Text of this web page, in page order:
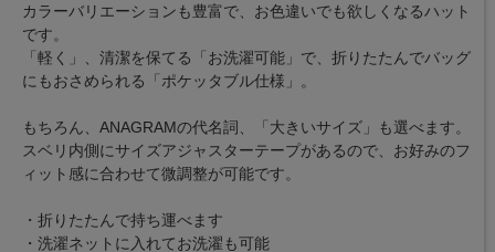
カラーバリエーションも豊富で、お色違いでも欲しくなるハット
です。
「軽く」、清潔を保てる「お洗濯可能」で、折りたたんでバッグ
にもおさめられる「ポケッタブル仕様」。
もちろん、ANAGRAMの代名詞、「大きいサイズ」も選べます。
スベリ内側にサイズアジャスターテープがあるので、お好みのフ
ィット感に合わせて微調整が可能です。
・折りたたんで持ち運べます
・洗濯ネットに入れてお洗濯も可能